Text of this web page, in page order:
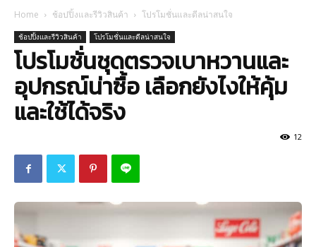
Home ช้อปปิ้งและรีวิวสินค้า โปรโมชั่นและดีลน่าสนใจ
ช้อปปิ้งและรีวิวสินค้า โปรโมชั่นและดีลน่าสนใจ
โปรโมชั่นชุดตรวจเบาหวานและ
อุปกรณ์น่าซื้อ เลือกยังไงให้คุ้ม
และใช้ได้จริง
12